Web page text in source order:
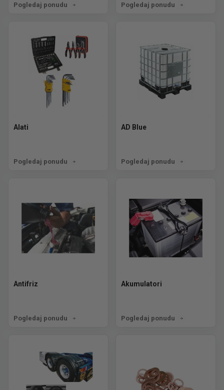
Pogledaj ponudu Pogledaj ponudu
Alati
Pogledaj ponudu
AD Blue
Pogledaj ponudu
Antifriz
Pogledaj ponudu
Akumulatori
Pogledaj ponudu